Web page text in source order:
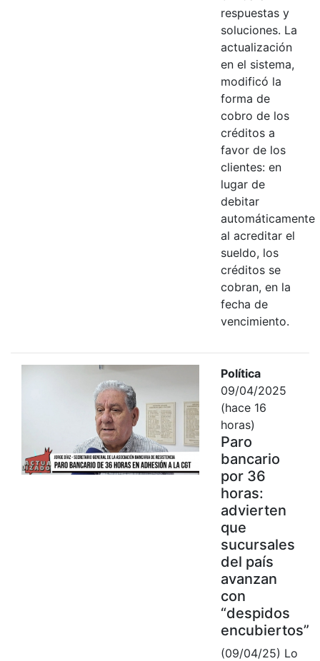
respuestas y
soluciones. La
actualización
en el sistema,
modificó la
forma de
cobro de los
créditos a
favor de los
clientes: en
lugar de
debitar
automáticamente
al acreditar el
sueldo, los
créditos se
cobran, en la
fecha de
vencimiento.
Política
09/04/2025
(hace 16
horas)
Paro
bancario
por 36
horas:
advierten
que
sucursales
del país
avanzan
con
“despidos
encubiertos”
(09/04/25) Lo